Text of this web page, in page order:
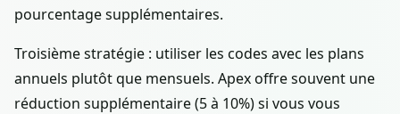
pourcentage supplémentaires.
Troisième stratégie : utiliser les codes avec les plans
annuels plutôt que mensuels. Apex offre souvent une
réduction supplémentaire (5 à 10%) si vous vous